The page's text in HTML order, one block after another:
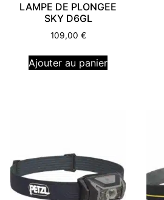
LAMPE DE PLONGEE
SKY D6GL
109,00 €
Ajouter au panier